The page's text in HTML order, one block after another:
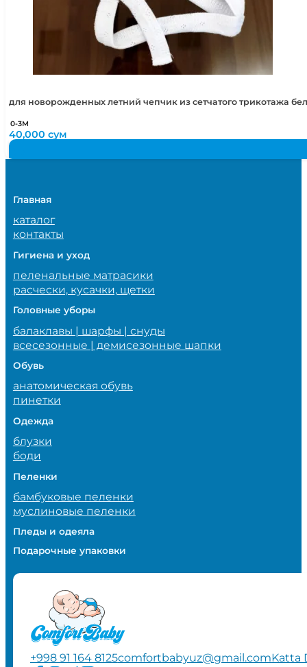
для новорожденных летний чепчик из сетчатого трикотажа
0-3М
40,000сум
Главная
каталог
контакты
Гигиена и уход
пеленальные матрасики
расчески, кусачки, щетки
Головные уборы
балаклавы | шарфы | снуды
всесезонные | демисезонные шапки
Обувь
анатомическая обувь
пинетки
Одежда
блузки
боди
Пеленки
бамбуковые пеленки
муслиновые пеленки
Пледы и одеяла
Подарочные упаковки
+998 91 164 8125comfortbabyuz@gmail.comKatta